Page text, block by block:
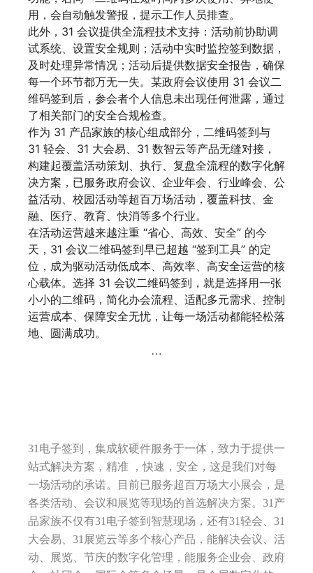
用，会自动触发警报，提示工作人员排查。
此外，31 会议提供全流程技术支持：活动前协助调
试系统、设置安全规则；活动中实时监控签到数据，
及时处理异常情况；活动后提供数据安全报告，确保
每一个环节都万无一失。某政府会议使用 31 会议二
维码签到后，参会者个人信息未出现任何泄露，通过
了相关部门的安全合规检查。
作为 31 产品家族的核心组成部分，二维码签到与
31 轻会、31 大会易、31 数智云等产品无缝对接，
构建起覆盖活动策划、执行、复盘全流程的数字化解
决方案，已服务政府会议、企业年会、行业峰会、公
益活动、校园活动等超百万场活动，覆盖科技、金
融、医疗、教育、快消等多个行业。
在活动运营越来越注重 “省心、高效、安全” 的今
天，31 会议二维码签到早已超越 “签到工具” 的定
位，成为驱动活动低成本、高效率、高安全运营的核
心载体。选择 31 会议二维码签到，就是选择用一张
小小的二维码，简化办会流程、适配多元需求、控制
运营成本、保障安全无忧，让每一场活动都能轻松落
地、圆满成功。
…
31电子签到，集成软硬件服务于一体，致力于提供一
站式解决方案，精准 ，快速，安全，这是我们对每
一场活动的承诺。目前已服务超百万场大小展会，是
各类活动、会议和展览等现场的首选解决方案。31产
品家族不仅有31电子签到智慧现场，还有31轻会、31
大会易、31展览云等多个核心产品，能解决会议、活
动、展览、节庆的数字化管理，能服务企业会、政府